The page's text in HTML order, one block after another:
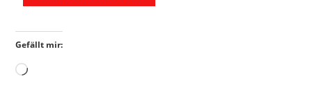
Gefällt mir: